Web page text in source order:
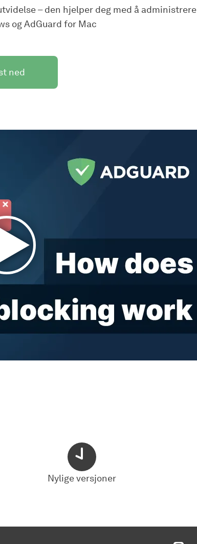
– den hjelper deg med å administrere
og AdGuard for Mac
ned
Nylige versjoner